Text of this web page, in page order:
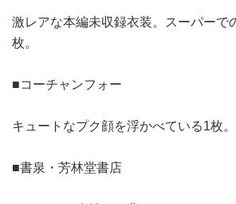
激レアな本編未収録衣装。スーパーで
枚。
■コーチャンフォー
キュートなプク顔を浮かべている1枚。
■書泉・芳林堂書店